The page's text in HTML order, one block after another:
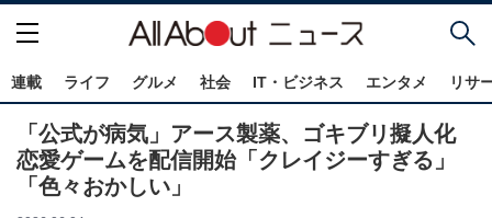
連載 ライフ グルメ 社会 IT・ビジネス エンタメ リサ
「公式が病気」アース製薬、ゴキブリ擬人化
恋愛ゲームを配信開始「クレイジーすぎる」
「色々おかしい」